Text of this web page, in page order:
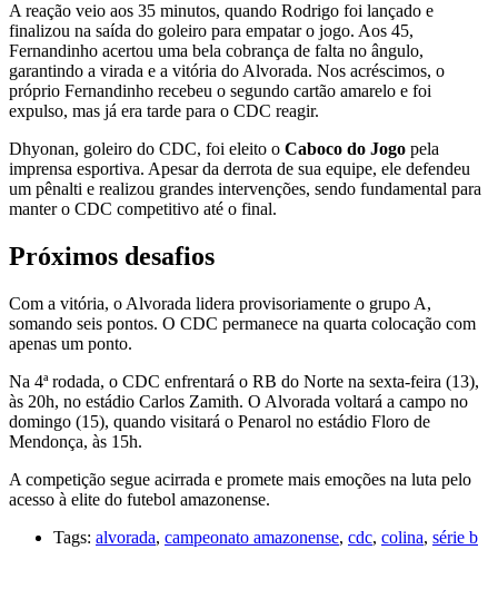
A reação veio aos 35 minutos, quando Rodrigo foi lançado e
finalizou na saída do goleiro para empatar o jogo. Aos 45,
Fernandinho acertou uma bela cobrança de falta no ângulo,
garantindo a virada e a vitória do Alvorada. Nos acréscimos, o
próprio Fernandinho recebeu o segundo cartão amarelo e foi
expulso, mas já era tarde para o CDC reagir.
Dhyonan, goleiro do CDC, foi eleito o Caboco do Jogo pela
imprensa esportiva. Apesar da derrota de sua equipe, ele defendeu
um pênalti e realizou grandes intervenções, sendo fundamental para
manter o CDC competitivo até o final.
Próximos desafios
Com a vitória, o Alvorada lidera provisoriamente o grupo A,
somando seis pontos. O CDC permanece na quarta colocação com
apenas um ponto.
Na 4ª rodada, o CDC enfrentará o RB do Norte na sexta-feira (13),
às 20h, no estádio Carlos Zamith. O Alvorada voltará a campo no
domingo (15), quando visitará o Penarol no estádio Floro de
Mendonça, às 15h.
A competição segue acirrada e promete mais emoções na luta pelo
acesso à elite do futebol amazonense.
Tags: alvorada, campeonato amazonense, cdc, colina, série b